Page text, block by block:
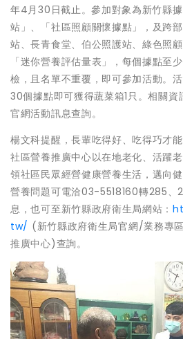
年4月30日截止。參加對象為新竹縣
站」、「社區照顧關懷據點」，及跨
站、長青食堂、伯公照護站、綠色照
「迷你營養評估量表」，每個據點至
檢，且名單不重覆，即可參加活動。
30個據點即可獲得蔬菜箱1只。相關
官網活動訊息查詢。
楊文科提醒，長輩吃得好、吃得巧才
社區營養推廣中心以在地老化、活躍
領社區民眾經營健康營養生活，邁向
營養問題可電洽03-5518160轉285、
息，也可至新竹縣政府衛生局網站：
tw/ (新竹縣政府衛生局官網/業務專
推廣中心)查詢。